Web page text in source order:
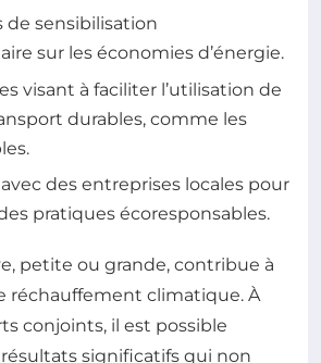
de sensibilisation
sur les économies d’énergie.
visant à faciliter l’utilisation de
durables, comme les
des entreprises locales pour
pratiques écoresponsables.
petite ou grande, contribue à
réchauffement climatique. À
conjoints, il est possible
significatifs qui non